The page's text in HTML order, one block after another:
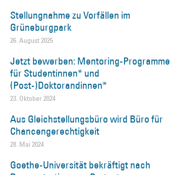
Stellungnahme zu Vorfällen im
Grüneburgpark
26. August 2025
Jetzt bewerben: Mentoring-Programme
für Studentinnen* und
(Post-)Doktorandinnen*
23. Oktober 2024
Aus Gleichstellungsbüro wird Büro für
Chancengerechtigkeit
28. Mai 2024
Goethe-Universität bekräftigt nach